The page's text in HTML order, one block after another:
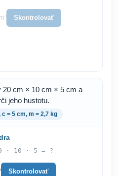
Skontrolovať
20 cm × 10 cm × 5 cm a
jeho hustotu.
= 5 cm, m = 2,7 kg
· 10 · 5 = ?
Skontrolovať